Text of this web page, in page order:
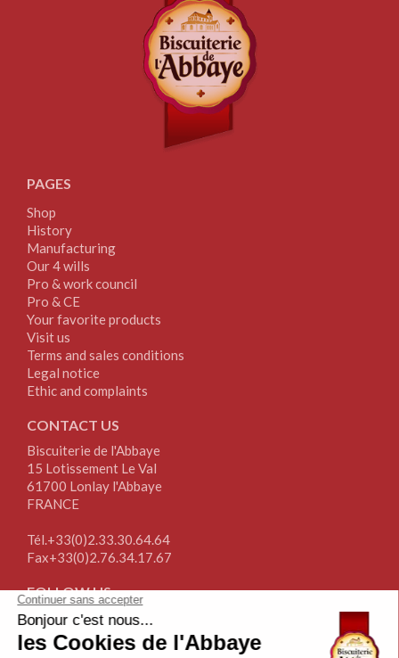
PAGES
Shop
History
Manufacturing
Our 4 wills
Pro & work council
Pro & CE
Your favorite products
Visit us
Terms and sales conditions
Legal notice
Ethic and complaints
CONTACT US
Biscuiterie de l'Abbaye
15 Lotissement Le Val
61700 Lonlay l'Abbaye
FRANCE
Tél.+33(0)2.33.30.64.64
Fax+33(0)2.76.34.17.67
FOLLOW US